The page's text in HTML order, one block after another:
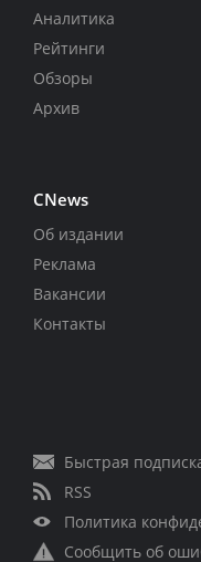
Аналитика
Рейтинги
Обзоры
Архив
CNews
Об издании
Реклама
Вакансии
Контакты
Быстрая
RSS
Политика
Сообщить об